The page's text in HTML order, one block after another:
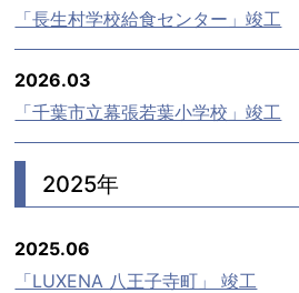
「長生村学校給食センター」竣工
2026.03
「千葉市立幕張若葉小学校」竣工
2025年
2025.06
「LUXENA 八王子寺町」 竣工